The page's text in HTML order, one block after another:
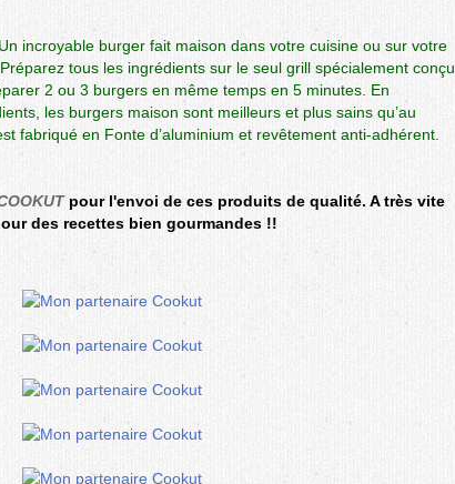
Un incroyable burger fait maison dans votre cuisine ou sur votre
tous les ingrédients sur le seul grill spécialement conçu
2 ou 3 burgers en même temps en 5 minutes. En
les burgers maison sont meilleurs et plus sains qu’au
fabriqué en Fonte d’aluminium et revêtement anti-adhérent.
pour l'envoi de ces produits de qualité. A très vite
des recettes bien gourmandes !!